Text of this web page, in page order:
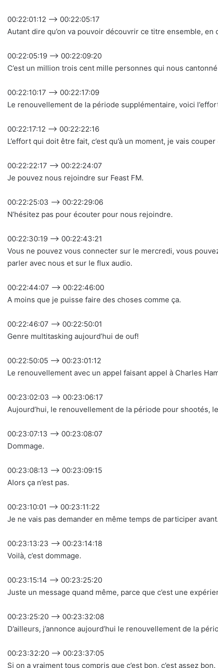
00:22:01:12 –> 00:22:05:17
Autant dire qu’on va pouvoir découvrir ce titre ensemble,
00:22:05:19 –> 00:22:09:20
C’est un million trois cent mille personnes qui nous
00:22:10:17 –> 00:22:17:09
Le renouvellement de la période supplémentaire, voici
00:22:17:12 –> 00:22:22:16
L’effort qui doit être fait, c’est qu’à un moment, je vais
00:22:22:17 –> 00:22:24:07
Je pouvez nous rejoindre sur Feast FM.
00:22:25:03 –> 00:22:29:06
N’hésitez pas pour écouter pour nous rejoindre.
00:22:30:19 –> 00:22:43:21
Vous ne pouvez vous connecter sur le mercredi, vous
parler avec nous et sur le flux audio.
00:22:44:07 –> 00:22:46:00
A moins que je puisse faire des choses comme ça.
00:22:46:07 –> 00:22:50:01
Genre multitasking aujourd’hui de ouf!
00:22:50:05 –> 00:23:01:12
Le renouvellement avec un appel faisant appel à Charles
00:23:02:03 –> 00:23:06:17
Aujourd’hui, le renouvellement de la période pour shootés,
00:23:07:13 –> 00:23:08:07
Dommage.
00:23:08:13 –> 00:23:09:15
Alors ça n’est pas.
00:23:10:01 –> 00:23:11:22
Je ne vais pas demander en même temps de participer
00:23:13:23 –> 00:23:14:18
Voilà, c’est dommage.
00:23:15:14 –> 00:23:25:20
Juste un message quand même, parce que c’est une
00:23:25:20 –> 00:23:32:08
D’ailleurs, j’annonce aujourd’hui le renouvellement de la
00:23:32:20 –> 00:23:37:05
Si on a vraiment tous compris que c’est bon, c’est assez bon.